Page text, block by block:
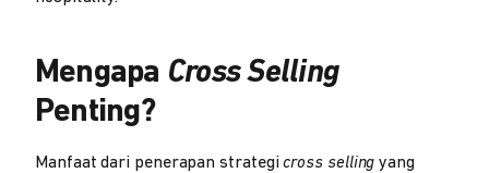
Mengapa Cross Selling
Penting?
Manfaat dari penerapan strategicross selling yang